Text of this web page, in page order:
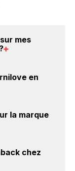
mes
?
et
après votre
en
un site
la marque
lorsque
chez